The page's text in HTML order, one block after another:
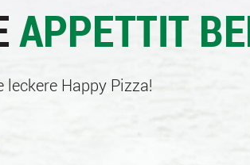
APPETTIT
leckere Happy Pizza!